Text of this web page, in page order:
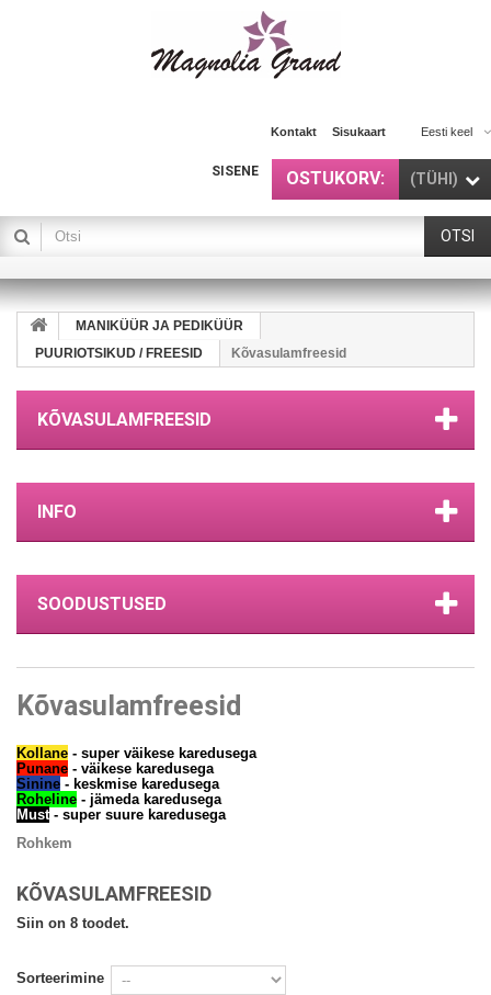
Eesti keel
Kontakt Sisukaart
OSTUKORV: (TÜHI)
SISENE
OTSI
MANIKÜÜR JA PEDIKÜÜR
PUURIOTSIKUD / FREESID
Kõvasulamfreesid
KÕVASULAMFREESID
INFO
SOODUSTUSED
Kõvasulamfreesid
Kollane - super väikese karedusega
Punane - väikese karedusega
Sinine - keskmise karedusega
Roheline - jämeda karedusega
Must - super suure karedusega
Rohkem
KÕVASULAMFREESID
Siin on 8 toodet.
Sorteerimine